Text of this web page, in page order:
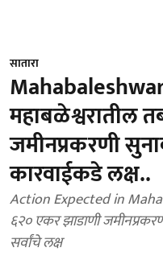
सातारा
महाबळेश्वरातील
जमीनप्रकरणी
कारवाईकडे लक्ष..
Action Expected in
६२० एकर झाडाणी
सर्वांचे लक्ष